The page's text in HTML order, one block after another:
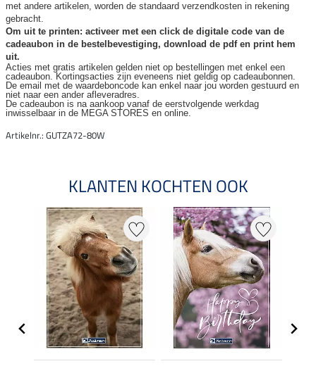
met andere artikelen, worden de standaard verzendkosten in rekening
gebracht.
Om uit te printen: activeer met een click de digitale code van de
cadeaubon in de bestelbevestiging, download de pdf en print hem
uit.
Acties met gratis artikelen gelden niet op bestellingen met enkel een
cadeaubon. Kortingsacties zijn eveneens niet geldig op cadeaubonnen.
De email met de waardeboncode kan enkel naar jou worden gestuurd en
niet naar een ander afleveradres.
De cadeaubon is na aankoop vanaf de eerstvolgende werkdag
inwisselbaar in de MEGA STORES en online.
Artikelnr.: GUTZA72-80W
KLANTEN KOCHTEN OOK